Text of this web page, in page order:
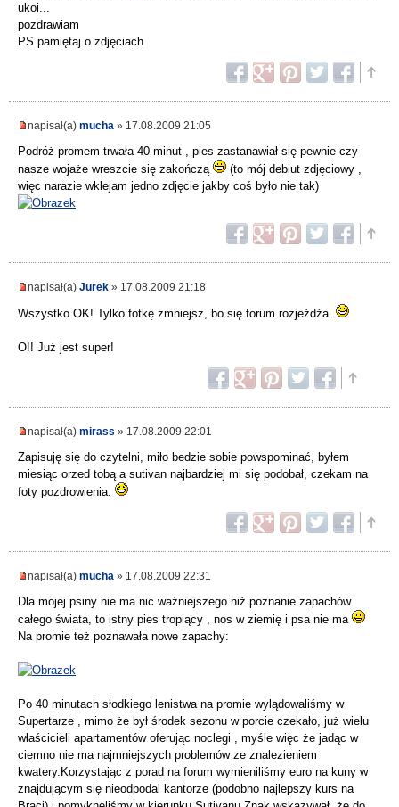
ukoi...
pozdrawiam
PS pamiętaj o zdjęciach
napisał(a) mucha » 17.08.2009 21:05
Podróż promem trwała 40 minut , pies zastanawiał się pewnie czy
nasze wojaże wreszcie się zakończą
(to mój debiut zdjęciowy ,
więc narazie wklejam jedno zdjęcie jakby coś było nie tak)
napisał(a) Jurek » 17.08.2009 21:18
Wszystko OK! Tylko fotkę zmniejsz, bo się forum rozjeżdża.
O!! Już jest super!
napisał(a) mirass » 17.08.2009 22:01
Zapisuję się do czytelni, miło bedzie sobie powspominać, byłem
miesiąc orzed tobą a sutivan najbardziej mi się podobał, czekam na
foty pozdrowienia.
napisał(a) mucha » 17.08.2009 22:31
Dla mojej psiny nie ma nic ważniejszego niż poznanie zapachów
całego świata, to istny pies tropiący , nos w ziemię i psa nie ma
Na promie też poznawała nowe zapachy:
Po 40 minutach słodkiego lenistwa na promie wylądowaliśmy w
Supertarze , mimo że był środek sezonu w porcie czekało, już wielu
właścicieli apartamentów oferując noclegi , myśle więc że jadąc w
ciemno nie ma najmniejszych problemów ze znalezieniem
kwatery.Korzystając z porad na forum wymieniliśmy euro na kuny w
znajdującym się nieodpodal kantorze (podobno najlepszy kurs na